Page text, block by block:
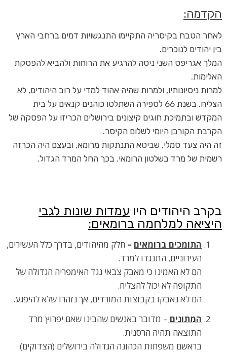
הקדמה:
לאחר הטבח בקיסריה התקיימו התנגשויות דמים ברחבי הארץ
בין יהודים לנוכרים.
המלך אגריפס השני ניסה להרגיע את הרוחות ולהביא להפסקת
האלימות.
למרות ניסיונותיו, ולמרות שהיה אהוד למדי על רוב היהודים, לא
הצליח. בשנת 66 לספירה השתלטו כוהנים קנאים על בית
המקדש ובתמיכת חוגים קיצונים בירושלים הכריזו על הפסקה של
הקרבת הקורבן היומי לשלום הקיסר.
זה היה צעד סמלי, שביטא התנתקות מרומא, ובעצם היה הכרזה
רשמית של מרד בשלטון הרומאי. בכך החל המרד הגדול.
בקרב היהודים היו עמדות שונות לגבי
היציאה למלחמה ברומאים:
התומכים ברומאים – חלק מהיהודים, בדרך כלל העשירים,
העירוניים, התנגדו למרד.
הם לא האמינו כי מאבק צבאי נגד האימפריה הגדולה של
התקופה לא יכול להצליח.
הם לא נאבקו בקבוצות המורדים, אך נזהרו שלא להיפגע.
המתונים – מדובר באנשים שהבינו שאם יפרוץ מרד
התוצאה תהיה הרסנית.
בראשם משפחות הכהונה הגדולה בירושלים (הצדוקים)